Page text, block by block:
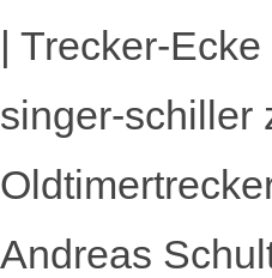
| Trecker-Ecke
singer-schiller
Andreas